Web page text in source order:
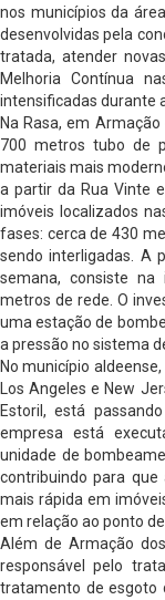
nos municípios da
desenvolvidas pela
tratada, atender
Melhoria Contínua
intensificadas durante
Na Rasa, em
700 metros tubo de
materiais mais
a partir da Rua Vinte
imóveis localizados
fases: cerca de 430
sendo interligadas. A
semana, consiste
metros de rede. O
uma estação de
a pressão no sistema
No município
Los Angeles e New
Estoril, está
empresa está
unidade de
contribuindo para
mais rápida em
em relação ao ponto
Além de Armação
responsável pelo
tratamento de esgoto